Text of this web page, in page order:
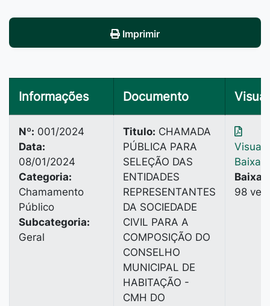
Imprimir
Informações Documento
Nº: 001/2024
Data:
08/01/2024
Categoria:
Chamamento
Público
Subcategoria:
Geral
Titulo: CHAMADA
PÚBLICA PARA
SELEÇÃO DAS
ENTIDADES
REPRESENTANTES
DA SOCIEDADE
CIVIL PARA A
COMPOSIÇÃO DO
CONSELHO
MUNICIPAL DE
HABITAÇÃO -
CMH DO
Baixar
98